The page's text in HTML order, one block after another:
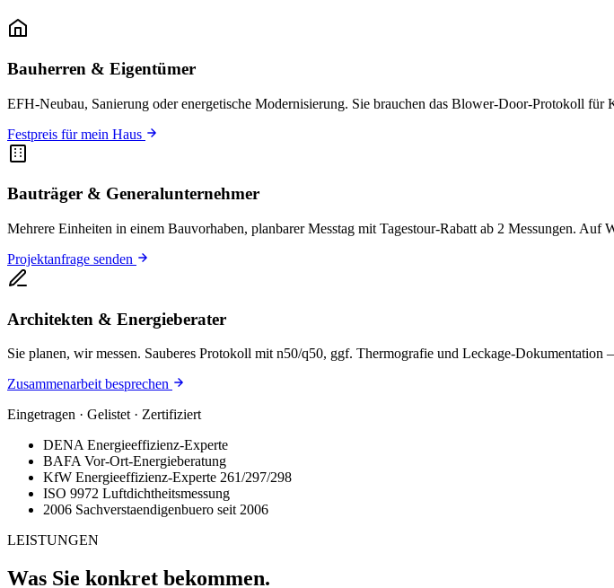
Bauherren & Eigentümer
EFH-Neubau, Sanierung oder energetische Modernisierung. Sie brauchen das Blower-Door-Protokoll für
Festpreis für mein Haus
Bauträger & Generalunternehmer
Mehrere Einheiten in einem Bauvorhaben, planbarer Messtag mit Tagestour-Rabatt ab 2 Messungen.
Projektanfrage senden
Architekten & Energieberater
Sie planen, wir messen. Sauberes Protokoll mit n50/q50, ggf. Thermografie und Leckage-
Zusammenarbeit besprechen
Eingetragen · Gelistet · Zertifiziert
DENA Energieeffizienz-Experte
BAFA Vor-Ort-Energieberatung
KfW Energieeffizienz-Experte 261/297/298
ISO 9972 Luftdichtheitsmessung
2006 Sachverstaendigenbuero seit 2006
LEISTUNGEN
Was Sie konkret bekommen.